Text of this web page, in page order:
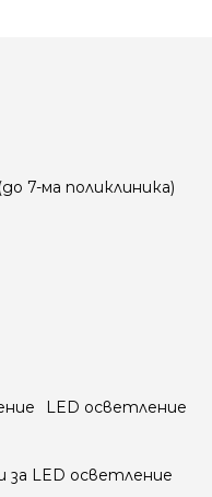
7-ма поликлиника)
LED осветление
за LED осветление